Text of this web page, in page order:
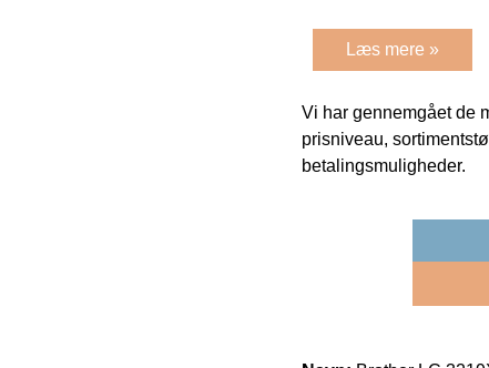
Læs mere »
Vi har gennemgået de
prisniveau,
betalingsmuligheder.